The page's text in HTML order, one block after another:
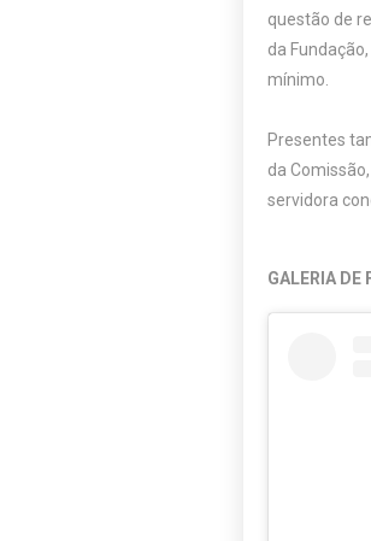
questão de
da
mínimo.
Presentes
da
servidora
GALERIA DE